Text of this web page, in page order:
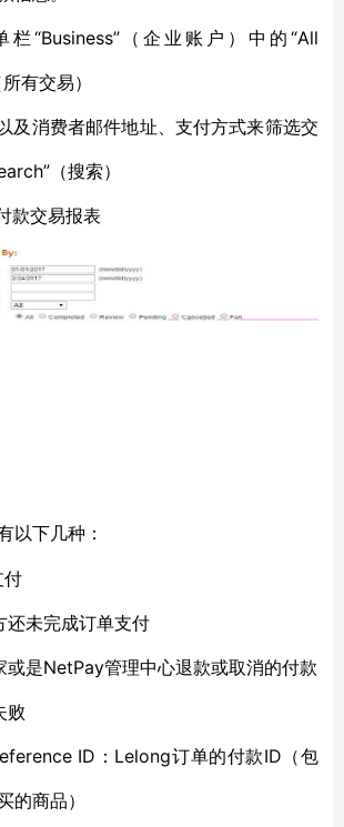
栏“Business”（企业账户）中的“All
有交易）
及消费者邮件地址、支付方式来筛选交
（搜索）
款交易报表
以下几种：
付
还未完成订单支付
或是NetPay管理中心退款或取消的付款
败
ID：Lelong订单的付款ID（包
的商品）